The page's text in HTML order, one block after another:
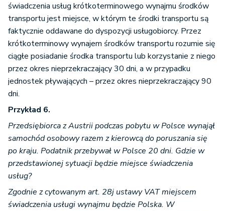
świadczenia usług krótkoterminowego wynajmu środków
transportu jest miejsce, w którym te środki transportu są
faktycznie oddawane do dyspozycji usługobiorcy. Przez
krótkoterminowy wynajem środków transportu rozumie się
ciągłe posiadanie środka transportu lub korzystanie z niego
przez okres nieprzekraczający 30 dni, a w przypadku
jednostek pływających – przez okres nieprzekraczający 90
dni.
Przykład 6.
Przedsiębiorca z Austrii podczas pobytu w Polsce wynajął
samochód osobowy razem z kierowcą do poruszania się
po kraju. Podatnik przebywał w Polsce 20 dni. Gdzie w
przedstawionej sytuacji będzie miejsce świadczenia
usług?
Zgodnie z cytowanym art. 28j ustawy VAT miejscem
świadczenia usługi wynajmu będzie Polska. W